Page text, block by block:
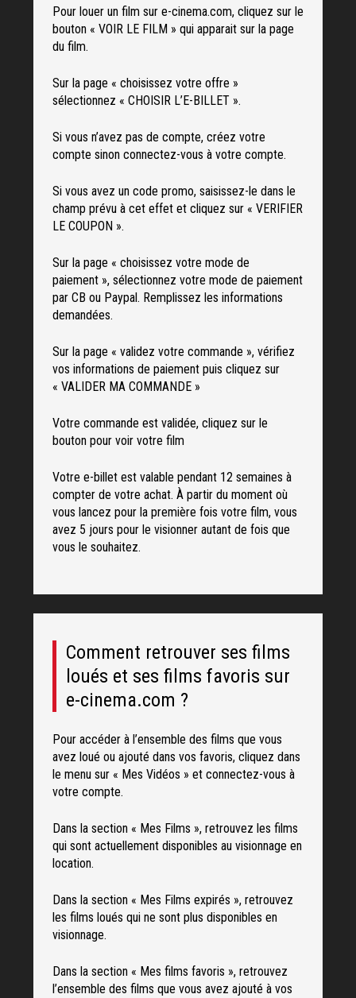
Pour louer un film sur e-cinema.com, cliquez sur le
bouton « VOIR LE FILM » qui apparait sur la page
du film.
Sur la page « choisissez votre offre »
sélectionnez « CHOISIR L’E-BILLET ».
Si vous n’avez pas de compte, créez votre
compte sinon connectez-vous à votre compte.
Si vous avez un code promo, saisissez-le dans le
champ prévu à cet effet et cliquez sur « VERIFIER
LE COUPON ».
Sur la page « choisissez votre mode de
paiement », sélectionnez votre mode de paiement
par CB ou Paypal. Remplissez les informations
demandées.
Sur la page « validez votre commande », vérifiez
vos informations de paiement puis cliquez sur
« VALIDER MA COMMANDE »
Votre commande est validée, cliquez sur le
bouton pour voir votre film
Votre e-billet est valable pendant 12 semaines à
compter de votre achat. À partir du moment où
vous lancez pour la première fois votre film, vous
avez 5 jours pour le visionner autant de fois que
vous le souhaitez.
Comment retrouver ses films
loués et ses films favoris sur
e-cinema.com ?
Pour accéder à l’ensemble des films que vous
avez loué ou ajouté dans vos favoris, cliquez dans
le menu sur « Mes Vidéos » et connectez-vous à
votre compte.
Dans la section « Mes Films », retrouvez les films
qui sont actuellement disponibles au visionnage en
location.
Dans la section « Mes Films expirés », retrouvez
les films loués qui ne sont plus disponibles en
visionnage.
Dans la section « Mes films favoris », retrouvez
l’ensemble des films que vous avez ajouté à vos